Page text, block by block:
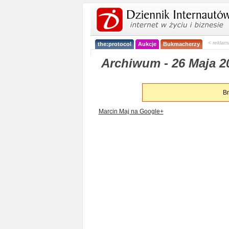
the:protocol Aukcje Bukmacherzy <
Archiwum - 26 Maja
Marcin Maj na Google+